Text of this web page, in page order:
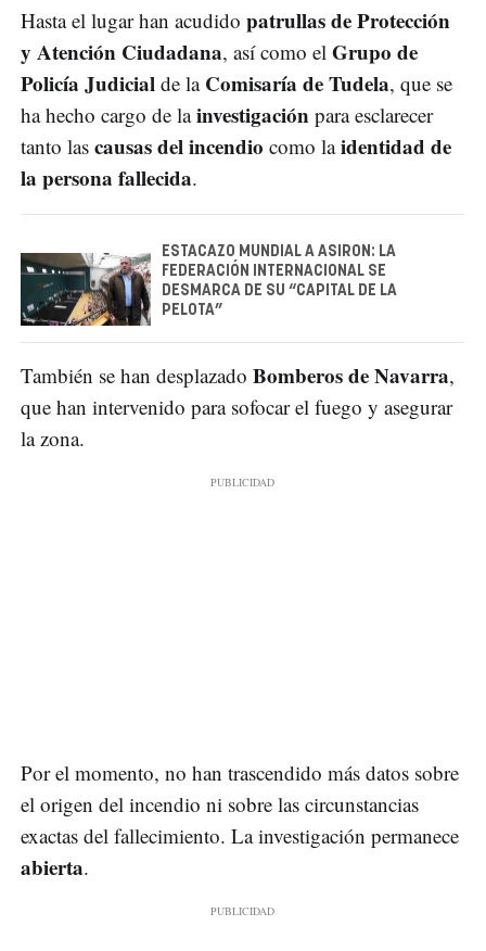
Hasta el lugar han acudido patrullas de Protección
y Atención Ciudadana, así como el Grupo de
Policía Judicial de la Comisaría de Tudela, que se
ha hecho cargo de lainvestigación para esclarecer
tanto las causas del incendio como laidentidad de
la persona fallecida.
ESTACAZO MUNDIAL A ASIRON: LA
FEDERACIÓN INTERNACIONAL SE
DESMARCA DE SU “CAPITAL DE LA
PELOTA”
También se han desplazado Bomberos de Navarra,
que han intervenido para sofocar el fuego y asegurar
la zona.
Por el momento, no han trascendido más datos sobre
el origen del incendio ni sobre las circunstancias
exactas del fallecimiento. La investigación permanece
abierta.